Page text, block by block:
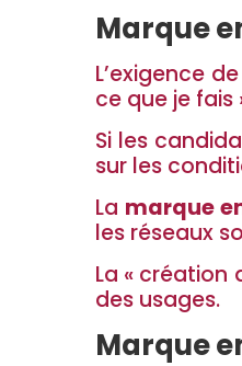
Marque
L’exigence
ce que je fais
Si les
sur les
La marque
les réseaux
La « création
des usages.
Marque